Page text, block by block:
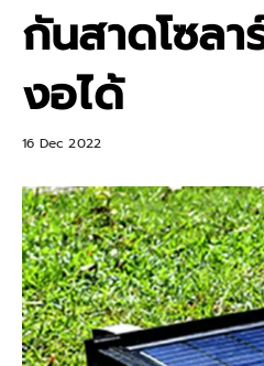
กันสาดโซล
งอได้
16 Dec 2022